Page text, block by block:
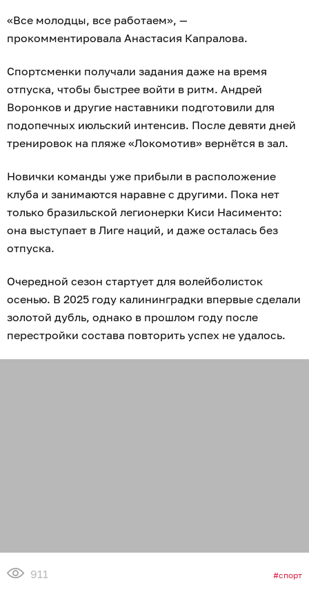
«Все молодцы, все работаем», —
прокомментировала Анастасия Капралова.
Спортсменки получали задания даже на время
отпуска, чтобы быстрее войти в ритм. Андрей
Воронков и другие наставники подготовили для
подопечных июльский интенсив. После девяти дней
тренировок на пляже «Локомотив» вернётся в зал.
Новички команды уже прибыли в расположение
клуба и занимаются наравне с другими. Пока нет
только бразильской легионерки Киси Насименто:
она выступает в Лиге наций, и даже осталась без
отпуска.
Очередной сезон стартует для волейболисток
осенью. В 2025 году калининградки впервые сделали
золотой дубль, однако в прошлом году после
перестройки состава повторить успех не удалось.
911 спорт